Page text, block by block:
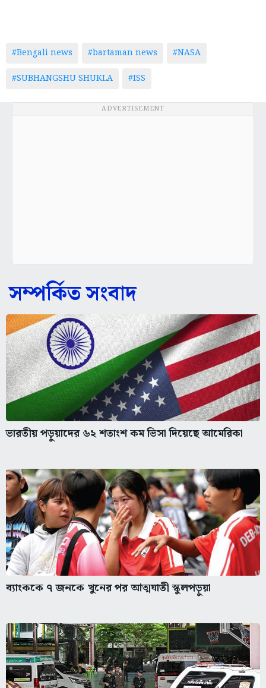
#Bengali news #bartaman news
#NASA
#SUBHANGSHU SHUKLA
#ISS
ADVERTISEMENT
সম্পর্কিত সংবাদ
ভারতীয় পড়ুয়াদের ৬২ শতাংশ কম ভিসা দিয়েছে আমেরিকা
ব্যাংককে ৭ জনকে খুনের পর আত্মঘাতী স্কুলপড়ুয়া